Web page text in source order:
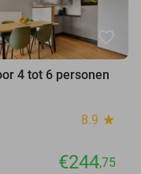
favorite_border
4 tot 6 personen
8.9 star
€244,75